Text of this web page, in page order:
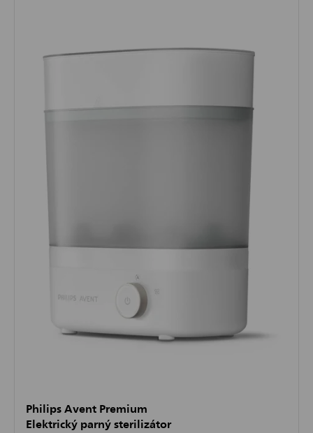
Philips Avent Premium
Elektrický parný sterilizátor